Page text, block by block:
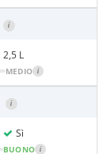
i
2,5 L
MEDIO i
i
Sì
BUONO i